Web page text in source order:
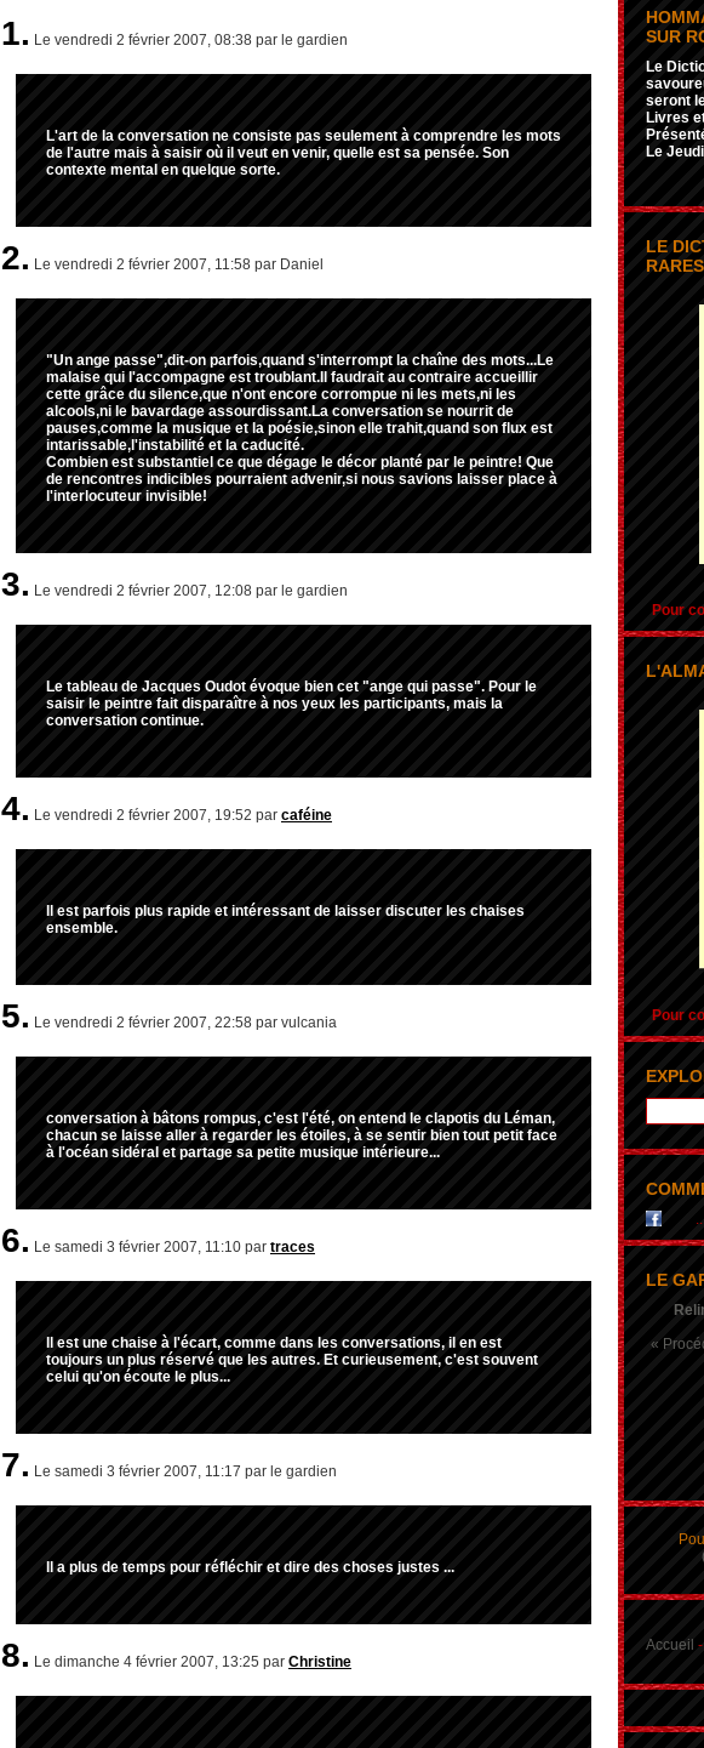
1. Le vendredi 2 février 2007, 08:38 par le gardien
L'art de la conversation ne consiste pas seulement à comprendre les mots
de l'autre mais à saisir où il veut en venir, quelle est sa pensée. Son
contexte mental en quelque sorte.
2. Le vendredi 2 février 2007, 11:58 par Daniel
"Un ange passe",dit-on parfois,quand s'interrompt la chaîne des mots...Le
malaise qui l'accompagne est troublant.Il faudrait au contraire accueillir
cette grâce du silence,que n'ont encore corrompue ni les mets,ni les
alcools,ni le bavardage assourdissant.La conversation se nourrit de
pauses,comme la musique et la poésie,sinon elle trahit,quand son flux est
intarissable,l'instabilité et la caducité.
Combien est substantiel ce que dégage le décor planté par le peintre! Que
de rencontres indicibles pourraient advenir,si nous savions laisser place à
l'interlocuteur invisible!
3. Le vendredi 2 février 2007, 12:08 par le gardien
Le tableau de Jacques Oudot évoque bien cet "ange qui passe". Pour le
saisir le peintre fait disparaître à nos yeux les participants, mais la
conversation continue.
4. Le vendredi 2 février 2007, 19:52 par caféine
Il est parfois plus rapide et intéressant de laisser discuter les chaises
ensemble.
5. Le vendredi 2 février 2007, 22:58 par vulcania
conversation à bâtons rompus, c'est l'été, on entend le clapotis du Léman,
chacun se laisse aller à regarder les étoiles, à se sentir bien tout petit face
à l'océan sidéral et partage sa petite musique intérieure...
6. Le samedi 3 février 2007, 11:10 par traces
Il est une chaise à l'écart, comme dans les conversations, il en est
toujours un plus réservé que les autres. Et curieusement, c'est souvent
celui qu'on écoute le plus...
7. Le samedi 3 février 2007, 11:17 par le gardien
Il a plus de temps pour réfléchir et dire des choses justes ...
8. Le dimanche 4 février 2007, 13:25 par Christine
SUR
Le
seront
Livres
Le
LE
Pour
Pour
LE
«
Accueil -